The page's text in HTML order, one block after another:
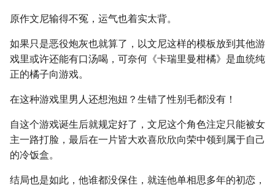
原作文尼输得不冤，运气也着实太背。
如果只是恶役炮灰也就算了，以文尼这样的模板放到其他游
戏里或许还能有口汤喝，可奈何《卡瑞里曼柑橘》是血统纯
正的橘子向游戏。
在这种游戏里男人还想泡妞？生错了性别毛都没有！
自这个游戏诞生后就规定好了，文尼这个角色注定只能被女
主一路打脸，最后在一片皆大欢喜欣欣向荣中领到属于自己
的冷饭盒。
结局也是如此，他谁都没保住，就连他单相思多年的初恋，